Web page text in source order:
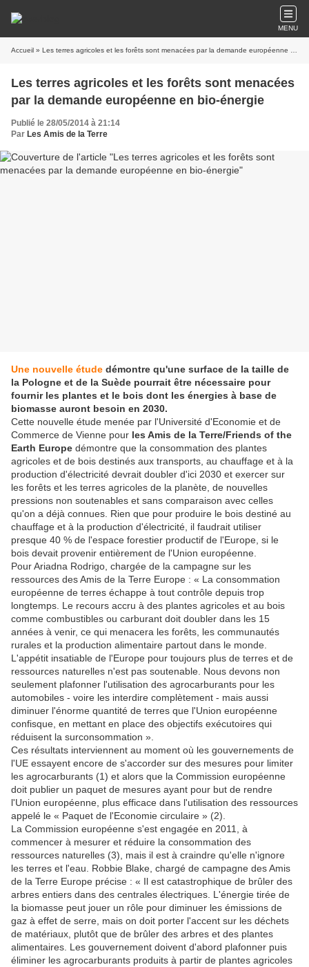
MENU
Accueil » Les terres agricoles et les forêts sont menacées par la demande européenne en bio-énergie
Les terres agricoles et les forêts sont menacées
par la demande européenne en bio-énergie
Publié le 28/05/2014 à 21:14
Par Les Amis de la Terre
Une nouvelle étude démontre qu'une surface de la taille de
la Pologne et de la Suède pourrait être nécessaire pour
fournir les plantes et le bois dont les énergies à base de
biomasse auront besoin en 2030.
Cette nouvelle étude menée par l'Université d'Economie et de
Commerce de Vienne pour les Amis de la Terre/Friends of the
Earth Europe démontre que la consommation des plantes
agricoles et de bois destinés aux transports, au chauffage et à la
production d'électricité devrait doubler d'ici 2030 et exercer sur
les forêts et les terres agricoles de la planète, de nouvelles
pressions non soutenables et sans comparaison avec celles
qu'on a déjà connues. Rien que pour produire le bois destiné au
chauffage et à la production d'électricité, il faudrait utiliser
presque 40 % de l'espace forestier productif de l'Europe, si le
bois devait provenir entièrement de l'Union européenne.
Pour Ariadna Rodrigo, chargée de la campagne sur les
ressources des Amis de la Terre Europe : « La consommation
européenne de terres échappe à tout contrôle depuis trop
longtemps. Le recours accru à des plantes agricoles et au bois
comme combustibles ou carburant doit doubler dans les 15
années à venir, ce qui menacera les forêts, les communautés
rurales et la production alimentaire partout dans le monde.
L'appétit insatiable de l'Europe pour toujours plus de terres et de
ressources naturelles n'est pas soutenable. Nous devons non
seulement plafonner l'utilisation des agrocarburants pour les
automobiles - voire les interdire complètement - mais aussi
diminuer l'énorme quantité de terres que l'Union européenne
confisque, en mettant en place des objectifs exécutoires qui
réduisent la surconsommation ».
Ces résultats interviennent au moment où les gouvernements de
l'UE essayent encore de s'accorder sur des mesures pour limiter
les agrocarburants (1) et alors que la Commission européenne
doit publier un paquet de mesures ayant pour but de rendre
l'Union européenne, plus efficace dans l'utilisation des ressources
appelé le « Paquet de l'Economie circulaire » (2).
La Commission européenne s'est engagée en 2011, à
commencer à mesurer et réduire la consommation des
ressources naturelles (3), mais il est à craindre qu'elle n'ignore
les terres et l'eau. Robbie Blake, chargé de campagne des Amis
de la Terre Europe précise : « Il est catastrophique de brûler des
arbres entiers dans des centrales électriques. L'énergie tirée de
la biomasse peut jouer un rôle pour diminuer les émissions de
gaz à effet de serre, mais on doit porter l'accent sur les déchets
de matériaux, plutôt que de brûler des arbres et des plantes
alimentaires. Les gouvernement doivent d'abord plafonner puis
éliminer les agrocarburants produits à partir de plantes agricoles